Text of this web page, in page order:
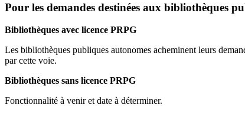
Pour les demandes destinées aux bibliothèques
Bibliothèques avec licence PRPG
Les bibliothèques publiques autonomes acheminent leurs
par cette voie.
Bibliothèques sans licence PRPG
Fonctionnalité à venir et date à déterminer.